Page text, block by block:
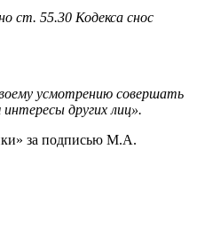
ст. 55.30 Кодекса снос
усмотрению совершать
других лиц».
за подписью М.А.